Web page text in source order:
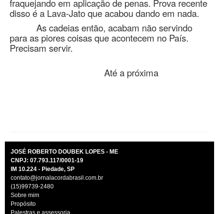
fraquejando em aplicação de penas. Prova recente
disso é a Lava-Jato que acabou dando em nada.
As cadeias então, acabam não servindo
para as piores coisas que acontecem no País.
Precisam servir.
Até a próxima
JOSÉ ROBERTO DOUBEK LOPES - ME
CNPJ: 07.793.117/0001-19
IM 10.224 - Piedade, SP
contato@jornalacordabrasil.com.br
(15)99739-2480
Sobre mim
Propósito
Palestras e assessoria